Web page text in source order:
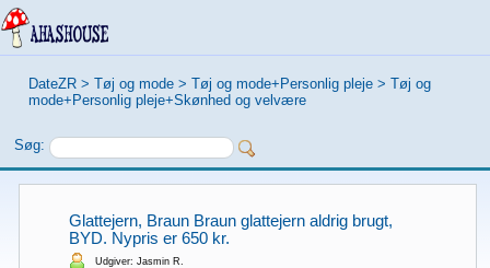
DateZR > Tøj og mode > Tøj og mode+Personlig pleje > Tøj og
mode+Personlig pleje+Skønhed og velvære
Søg:
Glattejern, Braun Braun glattejern aldrig brugt,
BYD. Nypris er 650 kr.
Udgiver: Jasmin R.